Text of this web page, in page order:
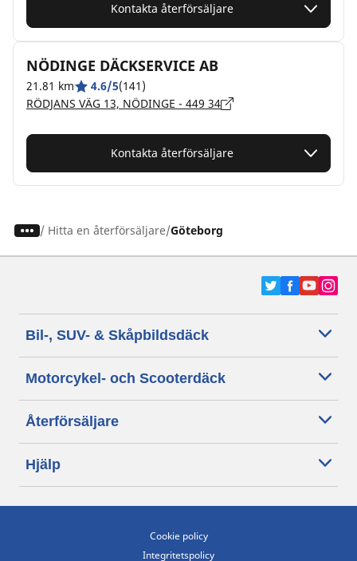
Kontakta återförsäljare
NÖDINGE DÄCKSERVICE AB
21.81 km 4.6/5(141)
RÖDJANS VÄG 13, NÖDINGE - 449 34
Kontakta återförsäljare
/ Hitta en återförsäljare Göteborg
Bil-, SUV- & Skåpbildsdäck
Motorcykel- och Scooterdäck
Återförsäljare
Hjälp
Cookie policy
Integritetspolicy